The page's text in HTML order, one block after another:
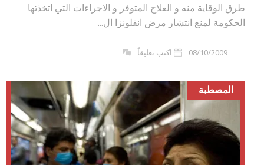
طرق الوقاية منه و العلاج المتوفر و الاجراءات التي اتخذتها
الحكومة لمنع انتشار مرض انفلونزا ال...
08/10/2009 اكتب تعليقاً
المصطبة